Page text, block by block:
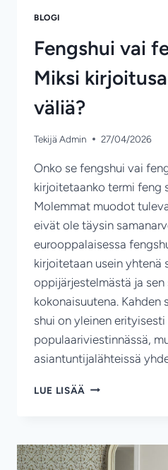
BLOGI
Fengshui vai
Miksi
väliä?
Tekijä Admin 27/04/2026
Onko se fengshui vai
kirjoitetaanko termi feng
Molemmat muodot
eivät ole täysin
eurooppalaisessa
kirjoitetaan usein yhtenä
oppijärjestelmästä ja
kokonaisuutena. Kahden
shui on yleinen
populaariviestinnässä,
asiantuntijalähteissä
LUE LISÄÄ FENGSHUI
–
MIKSI